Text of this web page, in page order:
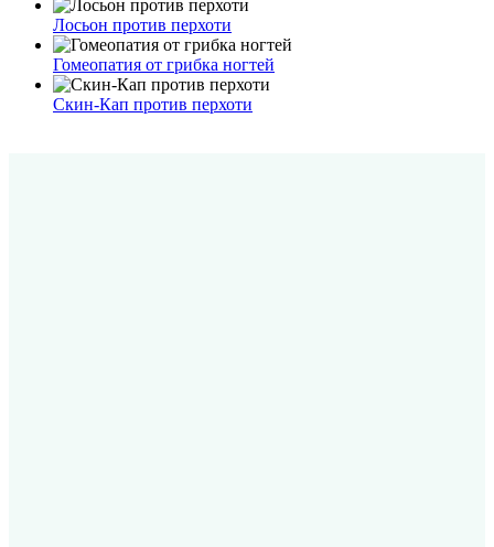
Лосьон против перхоти
Гомеопатия от грибка ногтей
Скин-Кап против перхоти